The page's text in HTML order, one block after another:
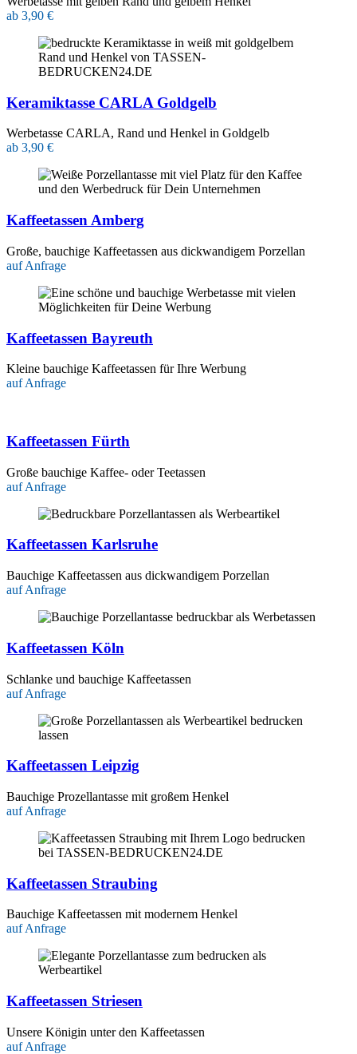
ab 3,90 €
Keramiktasse CARLA Goldgelb
Werbetasse CARLA, Rand und Henkel in Goldgelb
ab 3,90 €
Kaffeetassen Amberg
Große, bauchige Kaffeetassen aus dickwandigem Porzellan
auf Anfrage
Kaffeetassen Bayreuth
Kleine bauchige Kaffeetassen für Ihre Werbung
auf Anfrage
Kaffeetassen Fürth
Große bauchige Kaffee- oder Teetassen
auf Anfrage
Kaffeetassen Karlsruhe
Bauchige Kaffeetassen aus dickwandigem Porzellan
auf Anfrage
Kaffeetassen Köln
Schlanke und bauchige Kaffeetassen
auf Anfrage
Kaffeetassen Leipzig
Bauchige Prozellantasse mit großem Henkel
auf Anfrage
Kaffeetassen Straubing
Bauchige Kaffeetassen mit modernem Henkel
auf Anfrage
Kaffeetassen Striesen
Unsere Königin unter den Kaffeetassen
auf Anfrage